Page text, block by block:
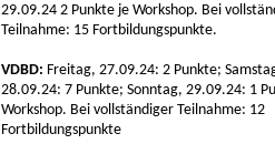
29.09.24 2 Punkte je Workshop. Bei
Teilnahme: 15 Fortbildungspunkte.
VDBD: Freitag, 27.09.24: 2 Punkte;
28.09.24: 7 Punkte; Sonntag, 29.09.24: 1
Workshop. Bei vollständiger Teilnahme: 12
Fortbildungspunkte